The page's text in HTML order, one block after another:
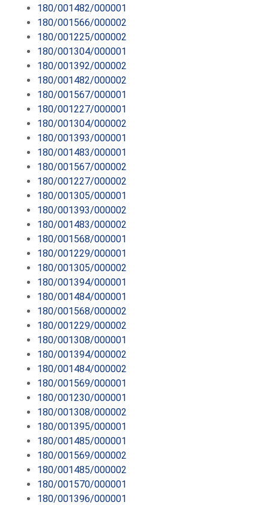
180/001482/000001
180/001566/000002
180/001225/000002
180/001304/000001
180/001392/000002
180/001482/000002
180/001567/000001
180/001227/000001
180/001304/000002
180/001393/000001
180/001483/000001
180/001567/000002
180/001227/000002
180/001305/000001
180/001393/000002
180/001483/000002
180/001568/000001
180/001229/000001
180/001305/000002
180/001394/000001
180/001484/000001
180/001568/000002
180/001229/000002
180/001308/000001
180/001394/000002
180/001484/000002
180/001569/000001
180/001230/000001
180/001308/000002
180/001395/000001
180/001485/000001
180/001569/000002
180/001485/000002
180/001570/000001
180/001396/000001